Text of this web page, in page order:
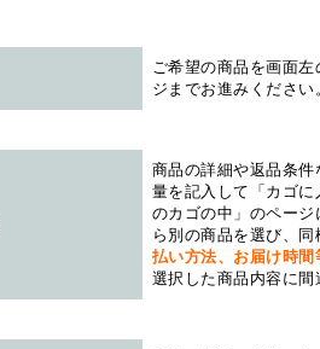
ご希望の商品を画面
ジまでお進みください
商品の詳細や返品条
量を記入して「カゴ
のカゴの中」のペー
ら別の商品を選び、
払い方法、お届け時
選択した商品内容に